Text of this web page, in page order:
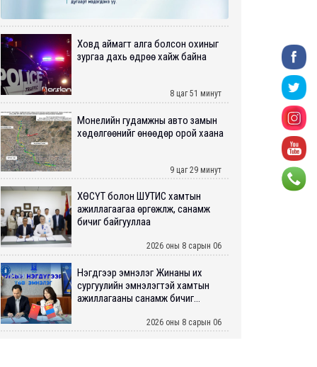
Ховд аймагт алга болсон охиныг
зургаа дахь өдрөө хайж байна
8 цаг 51 минут
Монелийн гудамжны авто замын
хөдөлгөөнийг өнөөдөр орой хаана
9 цаг 29 минут
ХӨСҮТ болон ШУТИС хамтын
ажиллагаагаа өргөжүүлж, санамж
бичиг байгууллаа
2026 оны 8 сарын 06
Нэгдүгээр эмнэлэг Жинаны их
сургуулийн эмнэлэгтэй хамтын
ажиллагааны санамж бичиг...
2026 оны 8 сарын 06